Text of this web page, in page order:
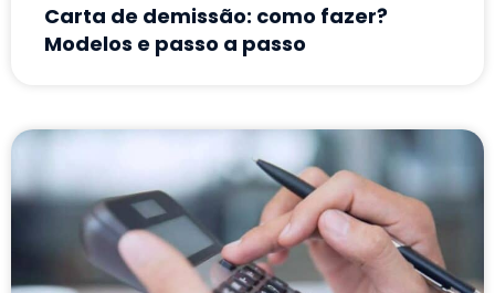
Carta de demissão: como fazer?
Modelos e passo a passo